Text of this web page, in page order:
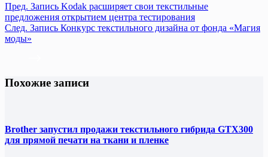
Пред. Запись Kodak расширяет свои текстильные
предложения открытием центра тестирования
След. Запись Конкурс текстильного дизайна от фонда «Магия
моды»
Похожие записи
Brother запустил продажи текстильного гибрида GTX300
для прямой печати на ткани и пленке